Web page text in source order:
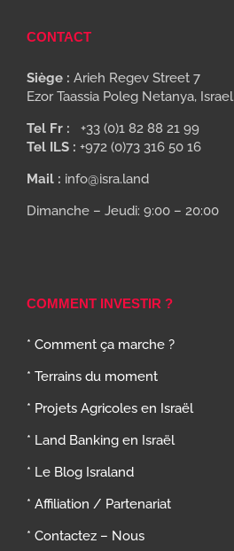
CONTACT
Siège : Arieh Regev Street 7
Ezor Taassia Poleg Netanya, Israel
Tel Fr : +33 (0)1 82 88 21 99
Tel ILS : +972 (0)73 316 50 16
Mail : info@isra.land
Dimanche – Jeudi: 9:00 – 20:00
COMMENT INVESTIR ?
* Comment ça marche ?
* Terrains du moment
* Projets Agricoles en Israël
* Land Banking en Israël
* Le Blog Israland
* Affiliation / Partenariat
* Contactez – Nous